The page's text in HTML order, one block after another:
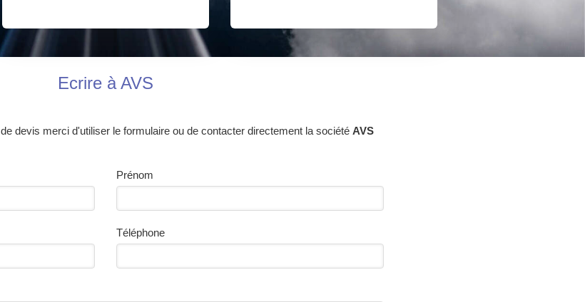
Ecrire à AVS
devis merci d'utiliser le formulaire ou de contacter directement la société AVS
Prénom
Téléphone